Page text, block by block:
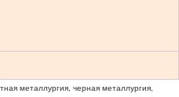
металлургия, черная металлургия,